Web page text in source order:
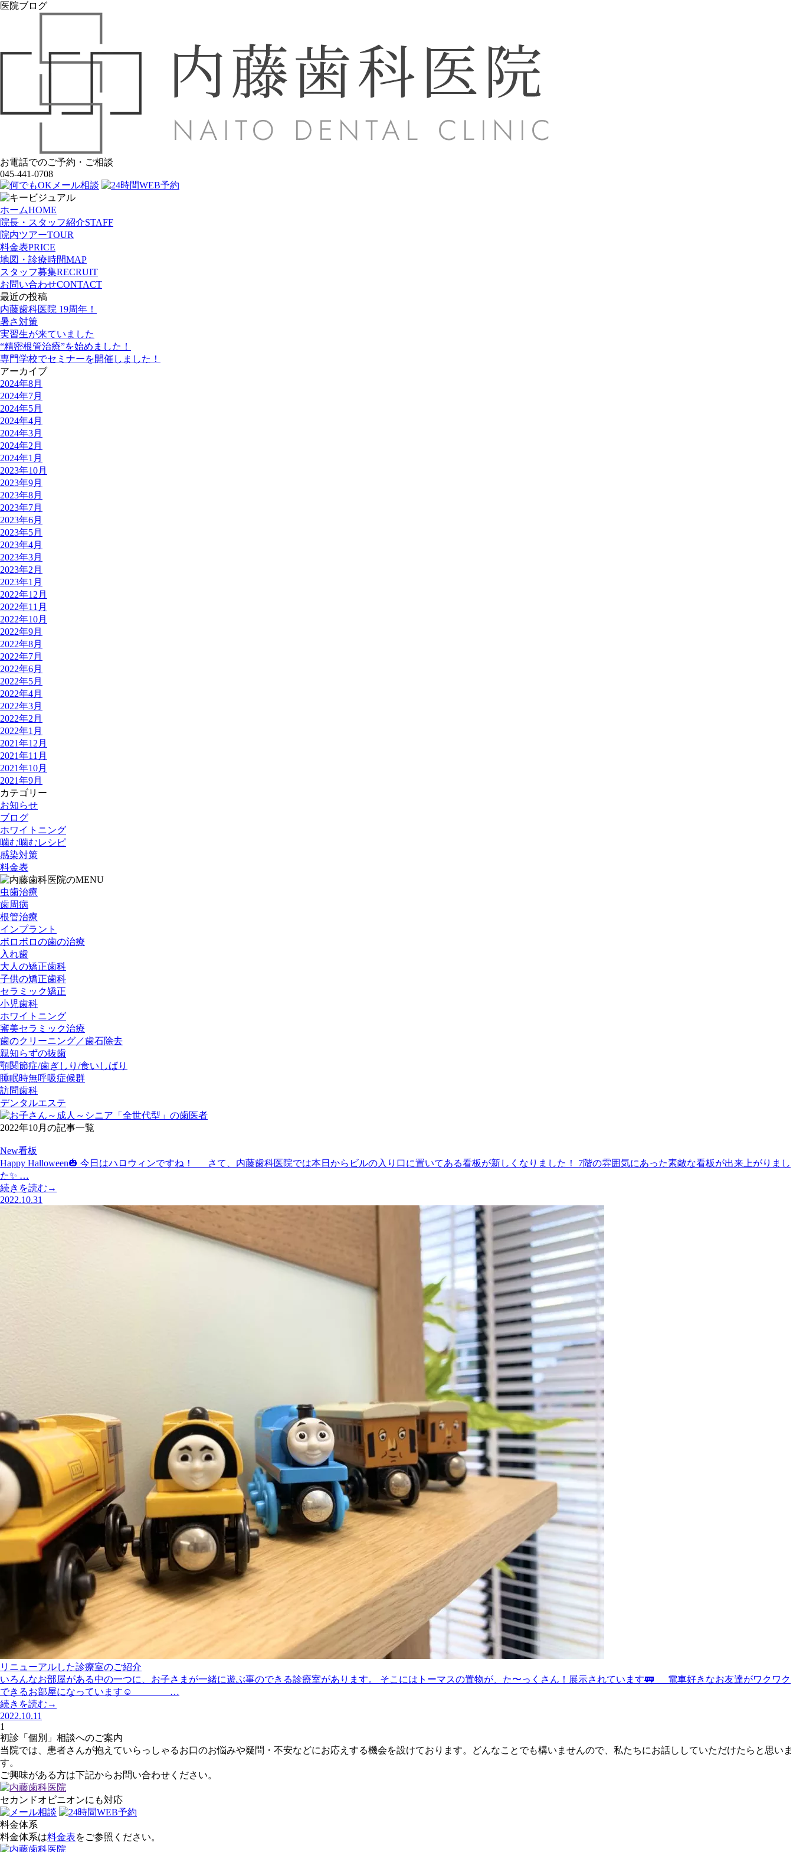
医院ブログ
お電話でのご予約・ご相談
045-441-0708
ホームHOME
院長・スタッフ紹介STAFF
院内ツアーTOUR
料金表PRICE
地図・診療時間MAP
スタッフ募集RECRUIT
お問い合わせCONTACT
最近の投稿
内藤歯科医院 19周年！
暑さ対策
実習生が来ていました
“精密根管治療”を始めました！
専門学校でセミナーを開催しました！
アーカイブ
2024年8月
2024年7月
2024年5月
2024年4月
2024年3月
2024年2月
2024年1月
2023年10月
2023年9月
2023年8月
2023年7月
2023年6月
2023年5月
2023年4月
2023年3月
2023年2月
2023年1月
2022年12月
2022年11月
2022年10月
2022年9月
2022年8月
2022年7月
2022年6月
2022年5月
2022年4月
2022年3月
2022年2月
2022年1月
2021年12月
2021年11月
2021年10月
2021年9月
カテゴリー
お知らせ
ブログ
ホワイトニング
噛む噛むレシピ
感染対策
料金表
虫歯治療
歯周病
根管治療
インプラント
ボロボロの歯の治療
入れ歯
大人の矯正歯科
子供の矯正歯科
セラミック矯正
小児歯科
ホワイトニング
審美セラミック治療
歯のクリーニング／歯石除去
親知らずの抜歯
顎関節症/歯ぎしり/食いしばり
睡眠時無呼吸症候群
訪問歯科
デンタルエステ
2022年10月の記事一覧
New看板
Happy Halloween🎃 今日はハロウィンですね！ さて、内藤歯科医院では本日からビルの入り口に置いてある看板が新しくなりました！ 7階の雰囲気にあった素敵な看板が出来上がりまし
た✨ …
続きを読む→
2022.10.31
リニューアルした診療室のご紹介
いろんなお部屋がある中の一つに、お子さまが一緒に遊ぶ事のできる診療室があります。 そこにはトーマスの置物が、た〜っくさん！展示されています🚃 電車好きなお友達がワクワク
できるお部屋になっています☺️ …
続きを読む→
2022.10.11
1
初診「個別」相談へのご案内
当院では、患者さんが抱えていらっしゃるお口のお悩みや疑問・不安などにお応えする機会を設けております。どんなことでも構いませんので、私たちにお話ししていただけたらと思いま
す。
ご興味がある方は下記からお問い合わせください。
セカンドオピニオンにも対応
料金体系
料金体系は料金表をご参照ください。